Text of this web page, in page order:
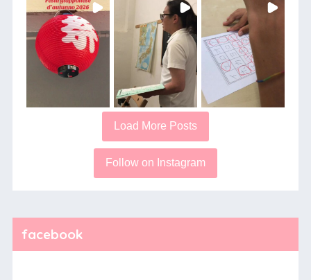
Load More Posts
Follow on Instagram
facebook